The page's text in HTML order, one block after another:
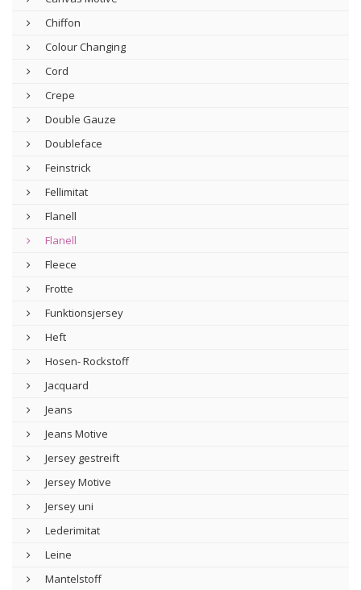
Chiffon
Colour Changing
Cord
Crepe
Double Gauze
Doubleface
Feinstrick
Fellimitat
Flanell
Flanell
Fleece
Frotte
Funktionsjersey
Heft
Hosen- Rockstoff
Jacquard
Jeans
Jeans Motive
Jersey gestreift
Jersey Motive
Jersey uni
Lederimitat
Leine
Mantelstoff